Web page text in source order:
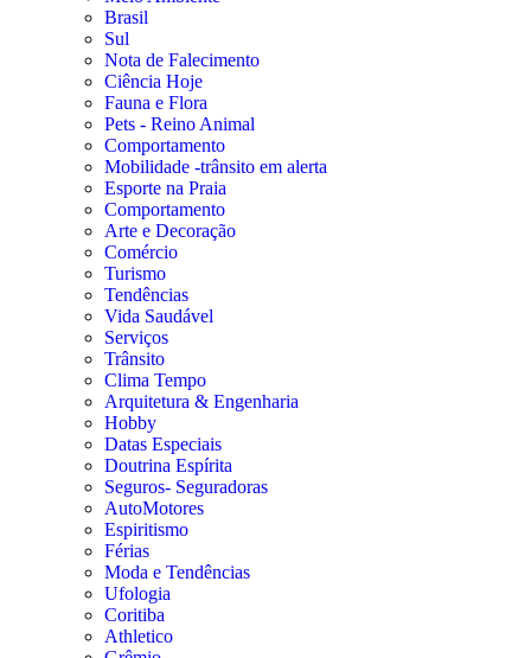
Brasil
Sul
Nota de Falecimento
Ciência Hoje
Fauna e Flora
Pets - Reino Animal
Comportamento
Mobilidade -trânsito em alerta
Esporte na Praia
Comportamento
Arte e Decoração
Comércio
Turismo
Tendências
Vida Saudável
Serviços
Trânsito
Clima Tempo
Arquitetura & Engenharia
Hobby
Datas Especiais
Doutrina Espírita
Seguros- Seguradoras
AutoMotores
Espiritismo
Férias
Moda e Tendências
Ufologia
Coritiba
Athletico